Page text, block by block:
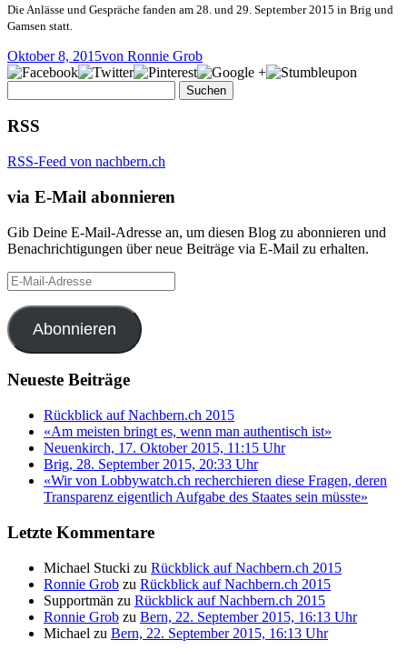
Die Anlässe und Gespräche fanden am 28. und 29. September 2015 in Brig und
Gamsen statt.
Oktober 8, 2015von Ronnie Grob
nach:
RSS
RSS-Feed von nachbern.ch
via E-Mail abonnieren
Gib Deine E-Mail-Adresse an, um diesen Blog zu abonnieren und
Benachrichtigungen über neue Beiträge via E-Mail zu erhalten.
E-
Mail-
Adresse
Abonnieren
Neueste Beiträge
Rückblick auf Nachbern.ch 2015
«Am meisten bringt es, wenn man authentisch ist»
Neuenkirch, 17. Oktober 2015, 11:15 Uhr
Brig, 28. September 2015, 20:33 Uhr
«Wir von Lobbywatch.ch recherchieren diese Fragen, deren
Transparenz eigentlich Aufgabe des Staates sein müsste»
Letzte Kommentare
Michael Stucki zu Rückblick auf Nachbern.ch 2015
Ronnie Grob zu Rückblick auf Nachbern.ch 2015
Supportmän zu Rückblick auf Nachbern.ch 2015
Ronnie Grob zu Bern, 22. September 2015, 16:13 Uhr
Michael zu Bern, 22. September 2015, 16:13 Uhr